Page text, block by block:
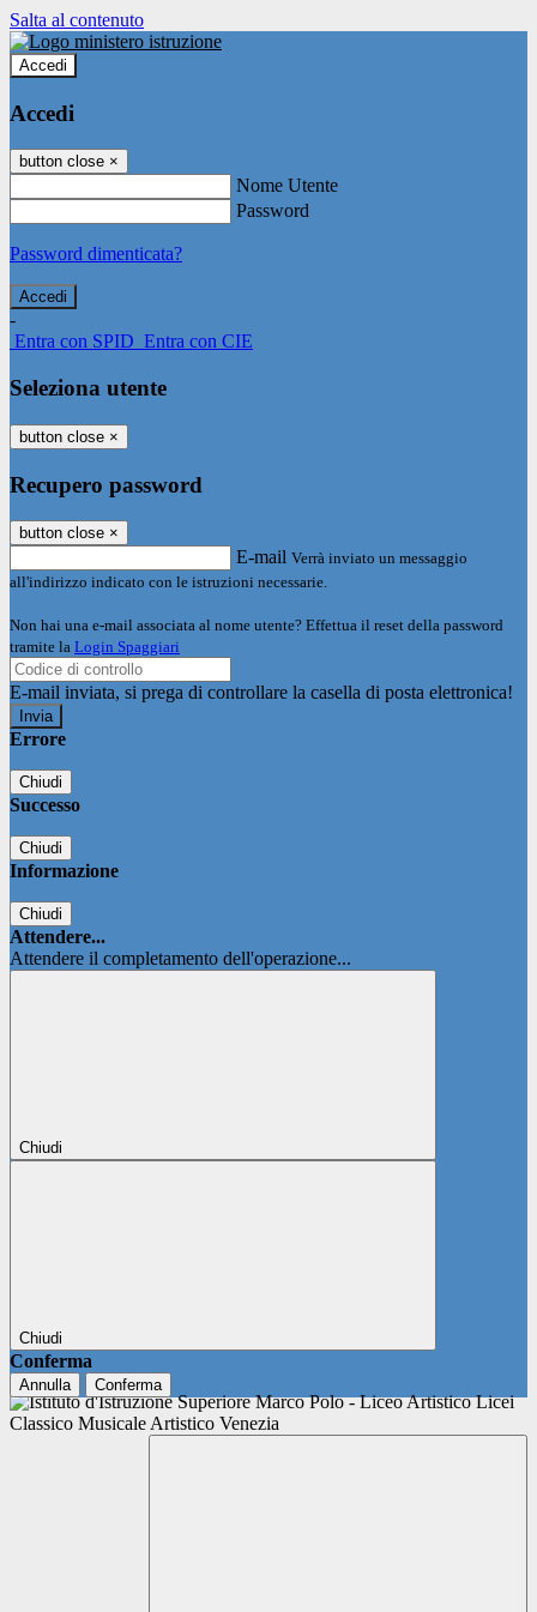
Salta al contenuto
Accedi
Accedi
button close ×
Nome Utente
Password
Password dimenticata?
-
Entra con SPID Entra con CIE
Seleziona utente
button close ×
Recupero password
button close ×
E-mail Verrà inviato un messaggio
all'indirizzo indicato con le istruzioni necessarie.
Non hai una e-mail associata al nome utente? Effettua il reset della password
tramite la Login Spaggiari
E-mail inviata, si prega di controllare la casella di posta elettronica!
Errore
Chiudi
Successo
Chiudi
Informazione
Chiudi
Attendere...
Attendere il completamento dell'operazione...
Chiudi
Chiudi
Conferma
Annulla Conferma